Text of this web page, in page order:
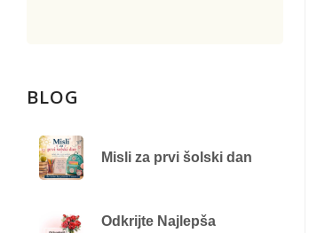
BLOG
Misli za prvi šolski dan
Odkrijte Najlepša